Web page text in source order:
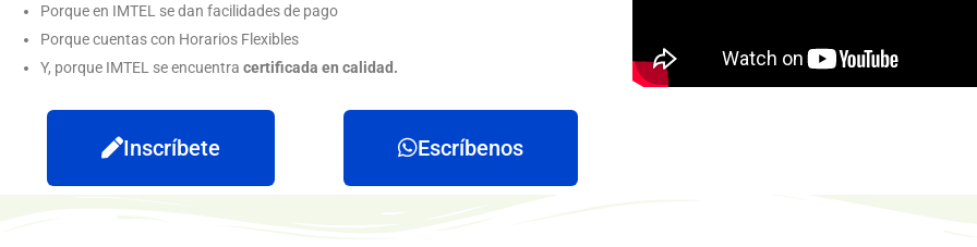
Porque en IMTEL se dan facilidades de pago
Porque cuentas con Horarios Flexibles
Y, porque IMTEL se encuentra certificada en calidad.
Inscríbete Escríbenos